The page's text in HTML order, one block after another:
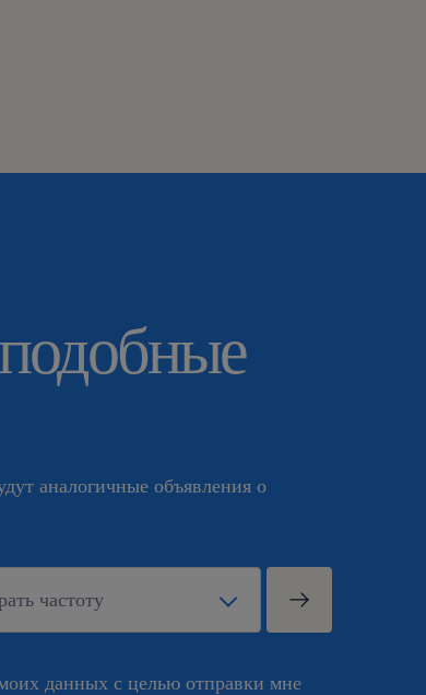
аналогичные объявления о
данных с целью отправки мне